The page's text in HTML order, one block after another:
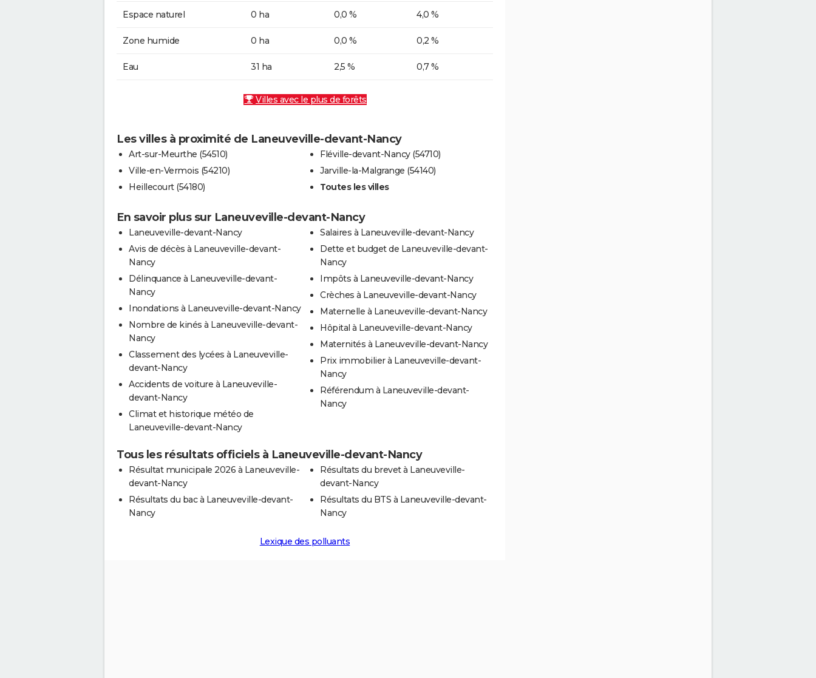
Espace naturel 0 ha 0,0 % 4,0 %
Zone humide 0 ha 0,0 % 0,2 %
Eau 31 ha 2,5 % 0,7 %
Villes avec le plus de forêts
Les villes à proximité de Laneuveville-devant-Nancy
Art-sur-Meurthe (54510)
Ville-en-Vermois (54210)
Heillecourt (54180)
Fléville-devant-Nancy (54710)
Jarville-la-Malgrange (54140)
Toutes les villes
En savoir plus sur Laneuveville-devant-Nancy
Laneuveville-devant-Nancy
Avis de décès à Laneuveville-devant-
Nancy
Délinquance à Laneuveville-devant-
Nancy
Inondations à Laneuveville-devant-Nancy
Nombre de kinés à Laneuveville-devant-
Nancy
Classement des lycées à Laneuveville-
devant-Nancy
Accidents de voiture à Laneuveville-
devant-Nancy
Climat et historique météo de
Laneuveville-devant-Nancy
Salaires à Laneuveville-devant-Nancy
Dette et budget de Laneuveville-devant-
Nancy
Impôts à Laneuveville-devant-Nancy
Crèches à Laneuveville-devant-Nancy
Maternelle à Laneuveville-devant-Nancy
Hôpital à Laneuveville-devant-Nancy
Maternités à Laneuveville-devant-Nancy
Prix immobilier à Laneuveville-devant-
Nancy
Référendum à Laneuveville-devant-
Nancy
Tous les résultats officiels à Laneuveville-devant-Nancy
Résultat municipale 2026 à Laneuveville-
devant-Nancy
Résultats du bac à Laneuveville-devant-
Nancy
Résultats du brevet à Laneuveville-
devant-Nancy
Résultats du BTS à Laneuveville-devant-
Nancy
Lexique des polluants